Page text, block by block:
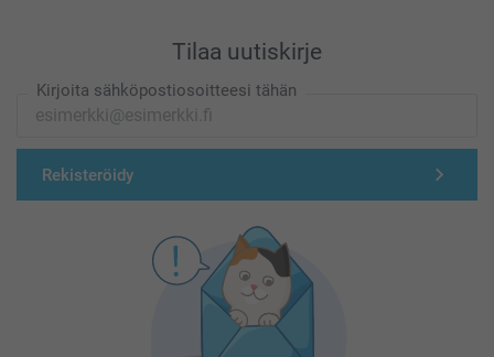
Tilaa uutiskirje
Kirjoita sähköpostiosoitteesi tähän
Rekisteröidy